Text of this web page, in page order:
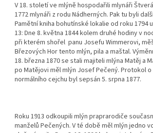
V 18. století ve mlýně hospodařili mlynáři
1772 mlynáři z rodu Nádherných. Pak tu byli
Pamětní kniha bohutínské lokalie od roku 1794
13: Dne 8. května 1844 kolem druhé hodiny v
při kterém shořel panu Josefu Wimmerovi,
Březových Hor tento mlýn, pila a maštal.
18. března 1870 se stali majiteli mlýna Matěj a
po Matějovi měl mlýn Josef Pečený. Protokol
normálního cejchu byl sepsán 5. srpna 1877.
Roku 1913 odkoupili mlýn praprarodiče
manželů Pečených. V té době měl mlýn jedno